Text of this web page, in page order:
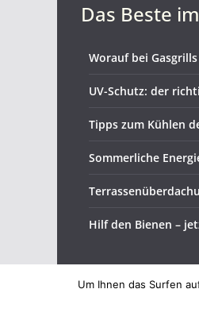
Das Beste
Worauf bei
UV-Schutz: der
Tipps zum Kühlen
Sommerliche
Hilf den Bienen –
Um Ihnen das Surfen